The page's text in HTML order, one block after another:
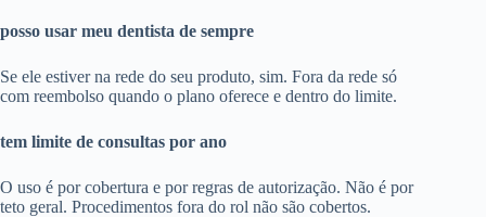
posso usar meu dentista de sempre
Se ele estiver na rede do seu produto, sim. Fora da rede só
com reembolso quando o plano oferece e dentro do limite.
tem limite de consultas por ano
O uso é por cobertura e por regras de autorização. Não é por
teto geral. Procedimentos fora do rol não são cobertos.